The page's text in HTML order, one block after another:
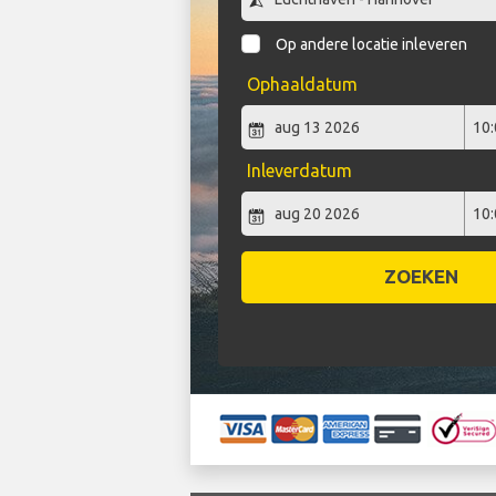
Op andere locatie inleveren
Ophaaldatum
Inleverdatum
ZOEKEN